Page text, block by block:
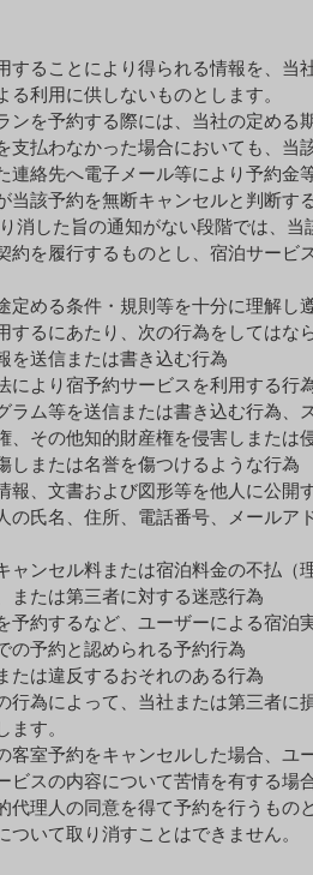
することにより得られる情報を、
利⽤に供しないものとします。
ンを予約する際には、当社の定め
払わなかった場合においても、当
連絡先へ電⼦メール等により予約
当該予約を無断キャンセルと判断
消した旨の通知がない段階では、当
約を履⾏するものとし、宿泊サー
める条件・規則等を⼗分に理解し
るにあたり、次の⾏為をしてはな
信または書き込む⾏為
り宿予約サービスを利⽤する⾏
を送信または書き込む⾏為、ス
の他知的財産権を侵害しまたは侵
たは名誉を傷つけるような⾏為
⽂書および図形等を他⼈に公開
名、住所、電話番号、メールア
セル料または宿泊料⾦の不払（理
は第三者に対する迷惑⾏為
するなど、ユーザーによる宿泊実
約と認められる予約⾏為
違反するおそれのある⾏為
⾏為によって、当社または第三者
す。
室予約をキャンセルした場合、ユ
ビスの内容について苦情を有する場
代理⼈の同意を得て予約を⾏うも
いて取り消すことはできません。